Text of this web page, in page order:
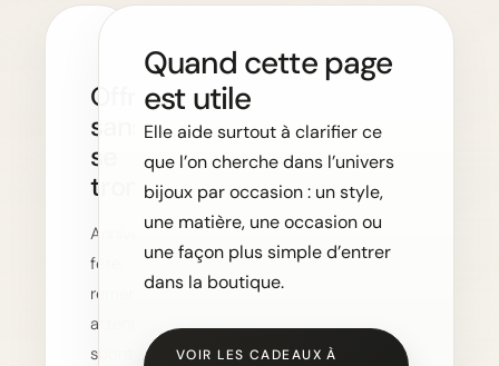
Offrir
sans
se
tromper
Anniversaire,
fête,
remerciement,
attention
spontanée
Quand cette page
est utile
Elle aide surtout à clarifier ce
que l’on cherche dans l’univers
bijoux par occasion : un style,
une matière, une occasion ou
une façon plus simple d’entrer
dans la boutique.
VOIR LES CADEAUX À